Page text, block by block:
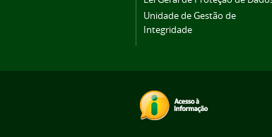
Unidade de Gestão de
Integridade